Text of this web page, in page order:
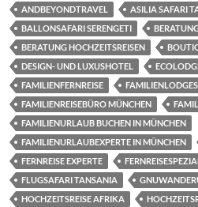
ANDBEYONDTRAVEL
ASILIA SAFARI
BALLONSAFARI SERENGETI
BERATUNG HOCHZEITSREISEN
DESIGN- UND LUXUSHOTEL
FAMILIENFERNREISE
FAMILIENREISEBÜRO MÜNCHEN
FAMILIENURLAUB BUCHEN IN MÜNCHEN
FAMILIENURLAUBEXPERTE IN MÜNCHEN
FERNREISE EXPERTE
FLUGSAFARI TANSANIA
HOCHZEITSREISE AFRIKA